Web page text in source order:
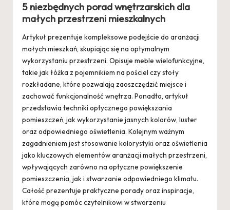
5 niezbędnych porad wnętrzarskich dla
małych przestrzeni mieszkalnych
Artykuł prezentuje kompleksowe podejście do aranżacji
małych mieszkań, skupiając się na optymalnym
wykorzystaniu przestrzeni. Opisuje meble wielofunkcyjne,
takie jak łóżka z pojemnikiem na pościel czy stoły
rozkładane, które pozwalają zaoszczędzić miejsce i
zachować funkcjonalność wnętrza. Ponadto, artykuł
przedstawia techniki optycznego powiększania
pomieszczeń, jak wykorzystanie jasnych kolorów, luster
oraz odpowiedniego oświetlenia. Kolejnym ważnym
zagadnieniem jest stosowanie kolorystyki oraz oświetlenia
jako kluczowych elementów aranżacji małych przestrzeni,
wpływających zarówno na optyczne powiększenie
pomieszczenia, jak i stwarzanie odpowiedniego klimatu.
Całość prezentuje praktyczne porady oraz inspiracje,
które mogą pomóc czytelnikowi w stworzeniu